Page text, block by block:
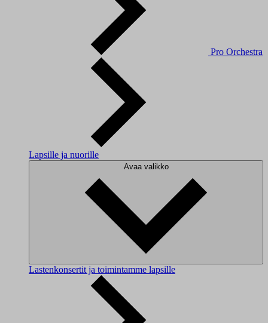
Pro Orchestra
Lapsille ja nuorille
Avaa valikko
Lastenkonsertit ja toimintamme lapsille